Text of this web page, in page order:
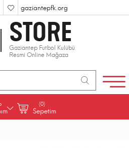
gaziantepfk.org
STORE
Gaziantep Futbol Kulübü
Resmi Online Mağaza
(0)
Sepetim